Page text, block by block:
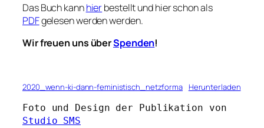
Das Buch kannhierbestellt und hier schon als
PDFgelesen werden werden.
Wir freuen uns überSpenden!
2020_wenn-ki-dann-feministisch_netzforma Herunterladen
Studio SMS